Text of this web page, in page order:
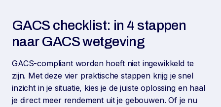
GACS checklist: in 4 stappen
naar GACS wetgeving
GACS-compliant worden hoeft niet ingewikkeld te
zijn. Met deze vier praktische stappen krijg je snel
inzicht in je situatie, kies je de juiste oplossing en haal
je direct meer rendement uit je gebouwen. Of je nu